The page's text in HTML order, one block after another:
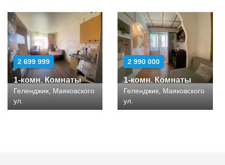
2 699 999
1-комн. Комнаты
Геленджик, Маяковского
ул.
2 990 000
1-комн. Комнаты
Геленджик, Маяковского
ул.